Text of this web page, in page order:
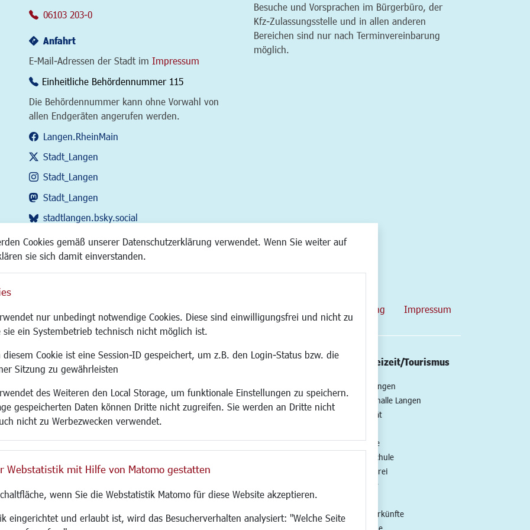
Cookies gemäß unserer Datenschutzerklärung verwendet. Wenn Sie weiter auf
sie sich damit einverstanden.
nur unbedingt notwendige Cookies. Diese sind einwilligungsfrei und nicht zu
ein Systembetrieb technisch nicht möglich ist.
diesem Cookie ist eine Session-ID gespeichert, um z.B. den Login-Status bzw. die
Sitzung zu gewährleisten
des Weiteren den Local Storage, um funktionale Einstellungen zu speichern.
gespeicherten Daten können Dritte nicht zugreifen. Sie werden an Dritte nicht
nicht zu Werbezwecken verwendet.
Webstatistik mit Hilfe von Matomo gestatten
wenn Sie die Webstatistik Matomo für diese Website akzeptieren.
eingerichtet und erlaubt ist, wird das Besucherverhalten analysiert: "Welche Seite
06103 203-0
Anfahrt
E-Mail-Adressen der Stadt im Impressum
Einheitliche Behördennummer 115
Die Behördennummer kann ohne Vorwahl von
allen Endgeräten angerufen werden.
Langen.RheinMain
Stadt_Langen
Stadt_Langen
Stadt_Langen
stadtlangen.bsky.social
RSS-Feed
Besuche und Vorsprachen im Bürgerbüro, der
Kfz-Zulassungsstelle und in allen anderen
Bereichen sind nur nach Terminvereinbarung
möglich.
Datenschutzerklärung Impressum
Immobilien
Familie/Soziales
Senioren/Haltestelle
Schule
Demokratie leben
Ukrainehilfe
Bauen/Umwelt/Mobilität
Aktuelle Baustellen
CINDY S
Kultur/Freizeit/Tourismus
Veranstaltungen
Neue Stadthalle Langen
Stadtporträt
Musikschule
Volkshochschule
Stadtbücherei
Stadtarchiv
Hotels/Unterkünfte
Gastronomie